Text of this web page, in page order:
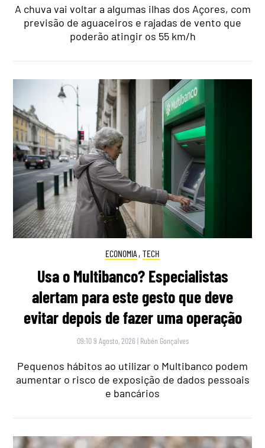
A chuva vai voltar a algumas ilhas dos Açores, com
previsão de aguaceiros e rajadas de vento que
poderão atingir os 55 km/h
ECONOMIA , TECH
Usa o Multibanco? Especialistas
alertam para este gesto que deve
evitar depois de fazer uma operação
09:10 9 Agosto, 2026 | Rubén Gonçalves
Pequenos hábitos ao utilizar o Multibanco podem
aumentar o risco de exposição de dados pessoais
e bancários